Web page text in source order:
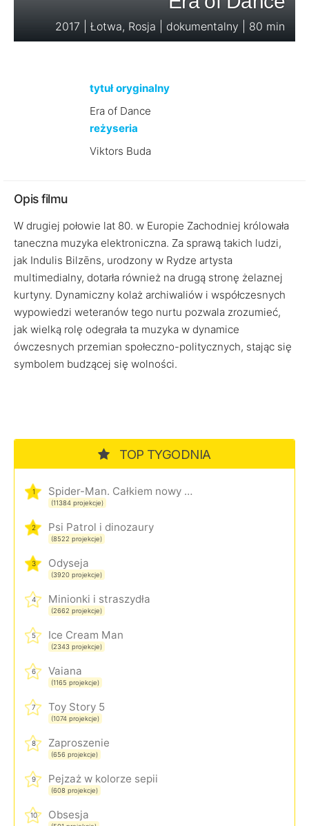
2017 | Łotwa, Rosja | dokumentalny | 80 min
tytuł oryginalny
Era of Dance
reżyseria
Viktors Buda
Opis filmu
W drugiej połowie lat 80. w Europie Zachodniej królowała
taneczna muzyka elektroniczna. Za sprawą takich ludzi,
jak Indulis Bilzēns, urodzony w Rydze artysta
multimedialny, dotarła również na drugą stronę żelaznej
kurtyny. Dynamiczny kolaż archiwaliów i współczesnych
wypowiedzi weteranów tego nurtu pozwala zrozumieć,
jak wielką rolę odegrała ta muzyka w dynamice
ówczesnych przemian społeczno-politycznych, stając się
symbolem budzącej się wolności.
TOP TYGODNIA
1 Spider-Man. Całkiem nowy dzień
(11384 projekcje)
2 Psi Patrol i dinozaury
(8522 projekcje)
3 Odyseja
(3920 projekcje)
4 Minionki i straszydła
(2662 projekcje)
5 Ice Cream Man
(2343 projekcje)
6 Vaiana
(1165 projekcje)
7 Toy Story 5
(1074 projekcje)
8 Zaproszenie
(656 projekcje)
9 Pejzaż w kolorze sepii
(608 projekcje)
10 Obsesja